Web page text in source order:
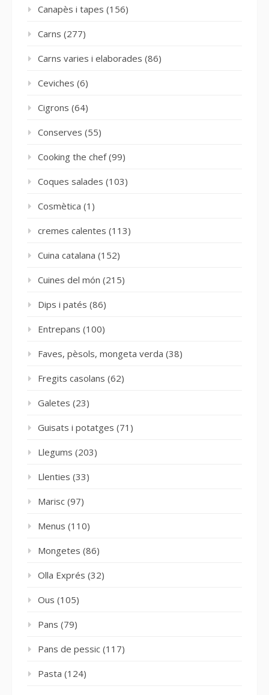
Canapès i tapes (156)
Carns (277)
Carns varies i elaborades (86)
Ceviches (6)
Cigrons (64)
Conserves (55)
Cooking the chef(99)
Coques salades (103)
Cosmètica (1)
cremes calentes (113)
Cuina catalana (152)
Cuines del món (215)
Dips i patés (86)
Entrepans (100)
Faves, pèsols, mongeta verda (38)
Fregits casolans (62)
Galetes (23)
Guisats i potatges (71)
Llegums (203)
Llenties (33)
Marisc (97)
Menus (110)
Mongetes (86)
Olla Exprés (32)
Ous (105)
Pans (79)
Pans de pessic (117)
Pasta (124)